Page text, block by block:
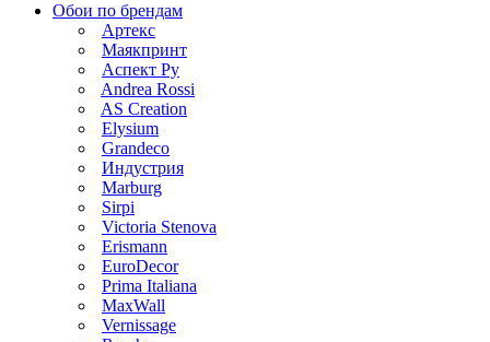
Обои по брендам
Артекс
Маякпринт
Аспект Ру
Andrea Rossi
AS Creation
Elysium
Grandeco
Индустрия
Marburg
Sirpi
Victoria Stenova
Erismann
EuroDecor
Prima Italiana
MaxWall
Vernissage